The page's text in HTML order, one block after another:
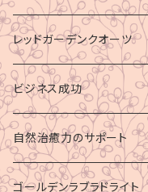
レッドガーデンクオーツ
ビジネス成功
自然治癒力のサポート
ゴールデンラブラドライト